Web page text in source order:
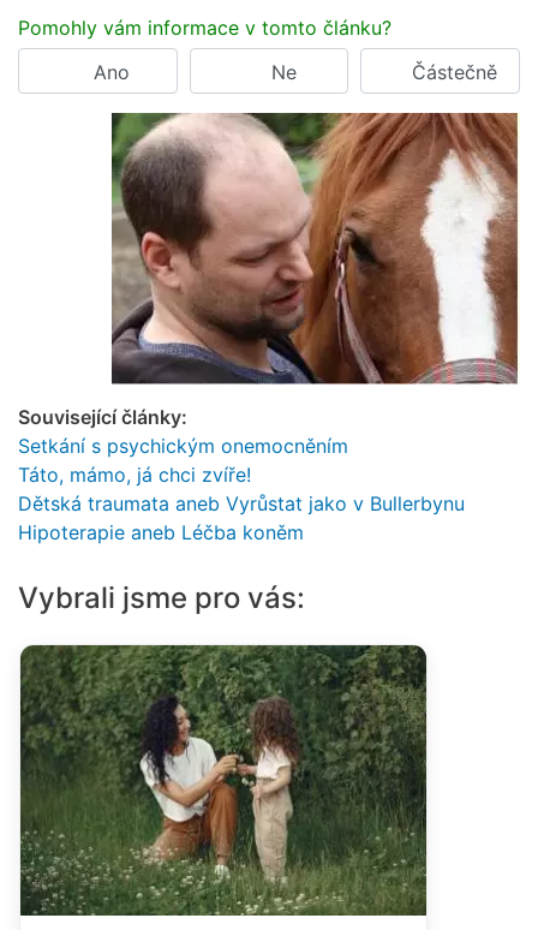
Pomohly vám informace v tomto článku?
Ano
Ne Částečně
Související články:
Setkání s psychickým onemocněním
Táto, mámo, já chci zvíře!
Dětská traumata aneb Vyrůstat jako v Bullerbynu
Hipoterapie aneb Léčba koněm
Vybrali jsme pro vás: